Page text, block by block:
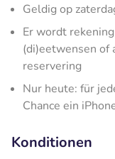
Geldig op
Er wordt
(di)eetwensen of
reservering
Nur heute: für
Chance ein
Konditionen